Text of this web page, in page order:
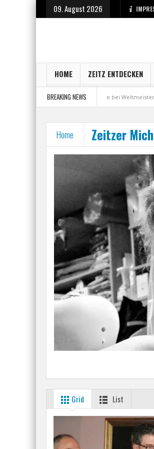
09. August 2026
HOME ZEITZ ENTDECKEN
BREAKING NEWS
Bronzemedaille bei Weltmeisterschaft
Home Zeitzer
Grid List